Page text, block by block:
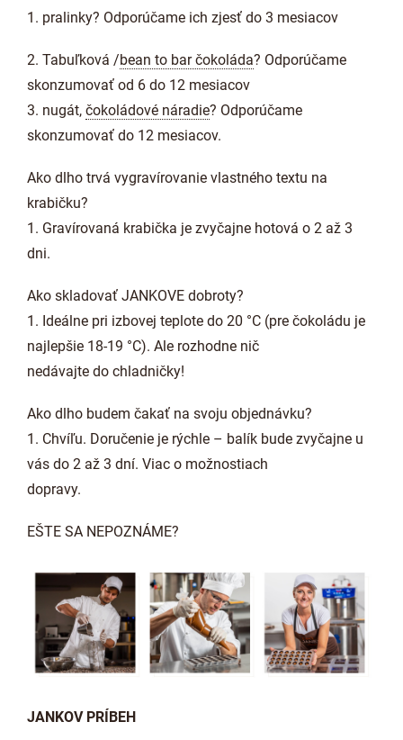
1. pralinky? Odporúčame ich zjesť do 3 mesiacov
2. Tabuľková /bean to bar čokoláda? Odporúčame
skonzumovať od 6 do 12 mesiacov
3. nugát, čokoládové náradie? Odporúčame
skonzumovať do 12 mesiacov.
Ako dlho trvá vygravírovanie vlastného textu na
krabičku?
1. Gravírovaná krabička je zvyčajne hotová o 2 až 3
dni.
Ako skladovať JANKOVE dobroty?
1. Ideálne pri izbovej teplote do 20 °C (pre čokoládu je
najlepšie 18-19 °C). Ale rozhodne nič
nedávajte do chladničky!
Ako dlho budem čakať na svoju objednávku?
1. Chvíľu. Doručenie je rýchle – balík bude zvyčajne u
vás do 2 až 3 dní. Viac o možnostiach
dopravy.
EŠTE SA NEPOZNÁME?
JANKOV PRÍBEH